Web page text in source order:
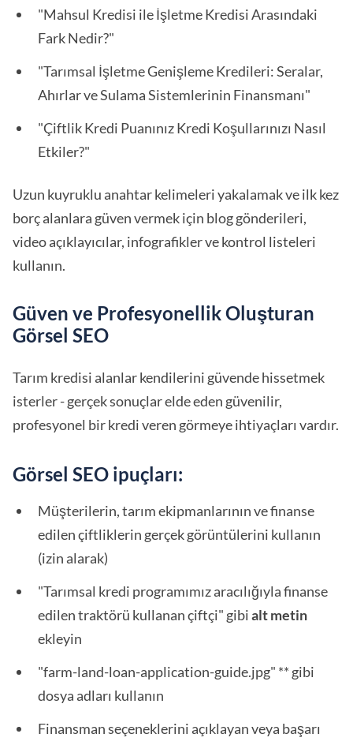
"Mahsul Kredisi ile İşletme Kredisi Arasındaki
Fark Nedir?"
"Tarımsal İşletme Genişleme Kredileri: Seralar,
Ahırlar ve Sulama Sistemlerinin Finansmanı"
"Çiftlik Kredi Puanınız Kredi Koşullarınızı Nasıl
Etkiler?"
Uzun kuyruklu anahtar kelimeleri yakalamak ve ilk kez
borç alanlara güven vermek için blog gönderileri,
video açıklayıcılar, infografikler ve kontrol listeleri
kullanın.
Güven ve Profesyonellik Oluşturan
Görsel SEO
Tarım kredisi alanlar kendilerini güvende hissetmek
isterler - gerçek sonuçlar elde eden güvenilir,
profesyonel bir kredi veren görmeye ihtiyaçları vardır.
Görsel SEO ipuçları:
Müşterilerin, tarım ekipmanlarının ve finanse
edilen çiftliklerin gerçek görüntülerini kullanın
(izin alarak)
"Tarımsal kredi programımız aracılığıyla finanse
edilen traktörü kullanan çiftçi" gibialt metin
ekleyin
"farm-land-loan-application-guide.jpg" ** gibi
dosya adları kullanın
Finansman seçeneklerini açıklayan veya başarı